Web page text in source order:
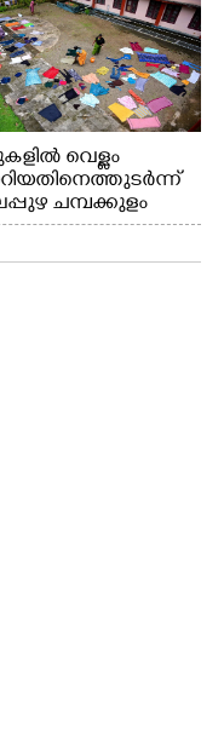
വെള്ളം
ചമ്പക്കുളം
തോമസ്
മഴ